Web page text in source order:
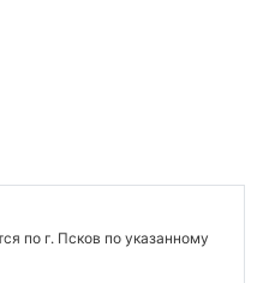
по г. Псков по указанному